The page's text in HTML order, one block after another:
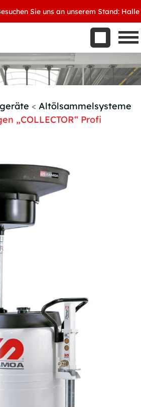
Sie uns an unserem Stand: Halle 8,
Aktuelles
Kontakt
werden
< Altölsammelsysteme
„COLLECTOR“ Profi